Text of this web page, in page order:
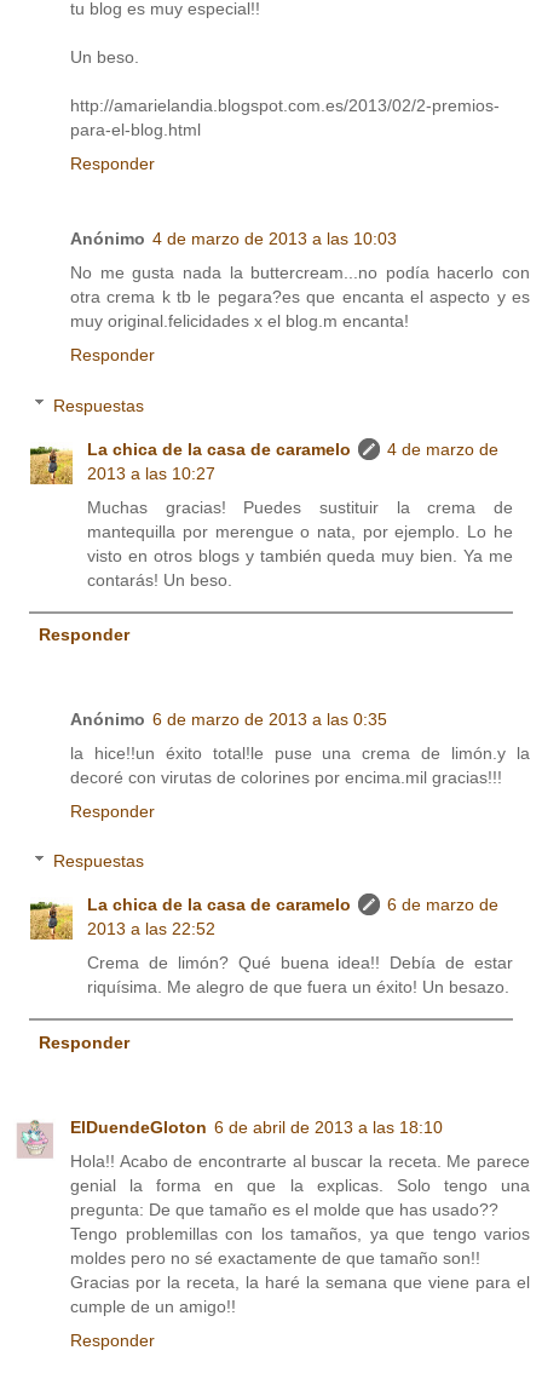
tu blog es muy especial!!
Un beso.
http://amarielandia.blogspot.com.es/2013/02/2-premios-
para-el-blog.html
Responder
Anónimo 4 de marzo de 2013 a las 10:03
No me gusta nada la buttercream...no podía hacerlo con
otra crema k tb le pegara?es que encanta el aspecto y es
muy original.felicidades x el blog.m encanta!
Responder
Respuestas
La chica de la casa de caramelo
4 de marzo de
2013 a las 10:27
Muchas gracias! Puedes sustituir la crema de
mantequilla por merengue o nata, por ejemplo. Lo he
visto en otros blogs y también queda muy bien. Ya me
contarás! Un beso.
Responder
Anónimo 6 de marzo de 2013 a las 0:35
la hice!!un éxito total!le puse una crema de limón.y la
decoré con virutas de colorines por encima.mil gracias!!!
Responder
Respuestas
La chica de la casa de caramelo
6 de marzo de
2013 a las 22:52
Crema de limón? Qué buena idea!! Debía de estar
riquísima. Me alegro de que fuera un éxito! Un besazo.
Responder
ElDuendeGloton 6 de abril de 2013 a las 18:10
Hola!! Acabo de encontrarte al buscar la receta. Me parece
genial la forma en que la explicas. Solo tengo una
pregunta: De que tamaño es el molde que has usado??
Tengo problemillas con los tamaños, ya que tengo varios
moldes pero no sé exactamente de que tamaño son!!
Gracias por la receta, la haré la semana que viene para el
cumple de un amigo!!
Responder